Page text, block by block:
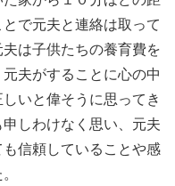
で元夫と連絡は取って
は子供たちの養育費を
夫がすることに心の中
いと偉そうに思ってき
しわけなく思い、元夫
信頼していることや感